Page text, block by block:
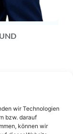
wir Technologien
bzw. darauf
können wir